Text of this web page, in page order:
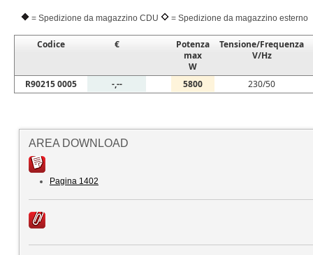
= Spedizione da magazzino CDU = Spedizione da magazzino esterno
Codice €
Potenza
max
W
Tensione/Frequenza
V/Hz
R90215 0005 -,-- 5800 230/50
AREA DOWNLOAD
Pagina 1402